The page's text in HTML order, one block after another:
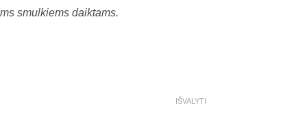
smulkiems daiktams.
IŠVALYTI